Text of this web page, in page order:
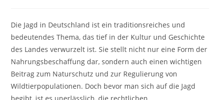
Die Jagd in Deutschland ist ein traditionsreiches und
bedeutendes Thema, das tief in der Kultur und Geschichte
des Landes verwurzelt ist. Sie stellt nicht nur eine Form der
Nahrungsbeschaffung dar, sondern auch einen wichtigen
Beitrag zum Naturschutz und zur Regulierung von
Wildtierpopulationen. Doch bevor man sich auf die Jagd